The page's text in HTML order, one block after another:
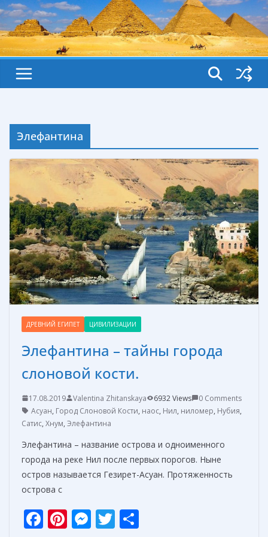
Элефантина
ДРЕВНИЙ ЕГИПЕТ ЦИВИЛИЗАЦИИ
Элефантина – тайны города
слоновой кости.
17.08.2019 Valentina Zhitanskaya 6932 Views
0 Comments
Асуан, Город Слоновой Кости, наос, Нил, ниломер, Нубия,
Сатис, Хнум, Элефантина
Элефантина – название острова и одноименного
города на реке Нил после первых порогов. Ныне
остров называется Гезирет-Асуан. Протяженность
острова с
F Pi M T